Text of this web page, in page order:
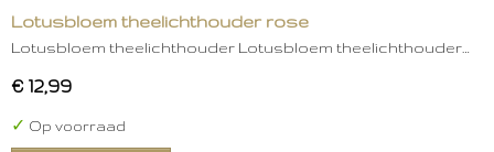
Lotusbloem theelichthouder rose
Lotusbloem theelichthouder Lotusbloem theelichthouder…
€ 12,99
✓ Op voorraad